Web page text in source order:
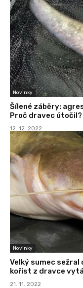
Novinky
Šílené záběry:
Proč dravec útočil?
12. 12. 2022
Novinky
Velký sumec
kořist z dravce
21. 11. 2022